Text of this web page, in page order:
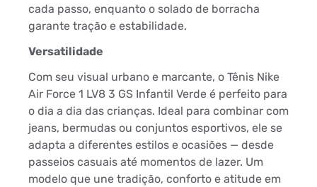
cada passo, enquanto o solado de borracha
garante tração e estabilidade.
Versatilidade
Com seu visual urbano e marcante, o Tênis Nike
Air Force 1 LV8 3 GS Infantil Verde é perfeito para
o dia a dia das crianças. Ideal para combinar com
jeans, bermudas ou conjuntos esportivos, ele se
adapta a diferentes estilos e ocasiões — desde
passeios casuais até momentos de lazer. Um
modelo que une tradição, conforto e atitude em